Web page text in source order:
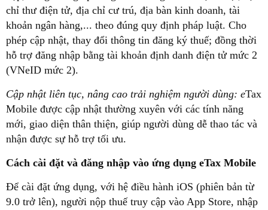
chỉ thư điện tử, địa chỉ cư trú, địa bàn kinh doanh, tài
khoản ngân hàng,... theo đúng quy định pháp luật. Cho
phép cập nhật, thay đổi thông tin đăng ký thuế; đồng thời
hỗ trợ đăng nhập bằng tài khoản định danh điện tử mức 2
(VNeID mức 2).
Cập nhật liên tục, nâng cao trải nghiệm người dùng: eTax
Mobile được cập nhật thường xuyên với các tính năng
mới, giao diện thân thiện, giúp người dùng dễ thao tác và
nhận được sự hỗ trợ tối ưu.
Cách cài đặt và đăng nhập vào ứng dụng eTax Mobile
Để cài đặt ứng dụng, với hệ điều hành iOS (phiên bản từ
9.0 trở lên), người nộp thuế truy cập vào App Store, nhập